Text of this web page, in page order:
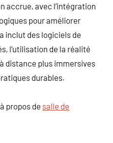
accrue, avec l’intégration
pour améliorer
inclut des logiciels de
l’utilisation de la réalité
distance plus immersives
durables.
propos de salle de